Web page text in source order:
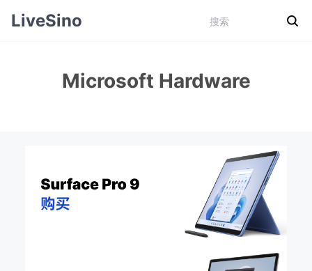
LiveSino
Microsoft Hardware